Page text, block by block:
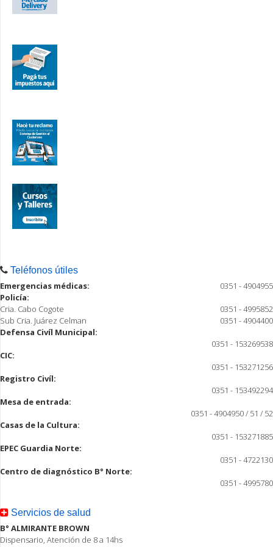
Teléfonos útiles
Emergencias médicas:
0351 - 4904955
Policía:
Cria. Cabo Cogote
0351 - 4995852
Sub Cria. Juárez Celman
0351 - 4904400
Defensa Civíl Municipal:
0351 - 153269538
CIC:
0351 - 153271256
Registro Civíl:
0351 - 153492294
Mesa de entrada:
0351 - 4904950 / 51 / 52
Casas de la Cultura:
0351 - 153271885
EPEC Guardia Norte:
0351 - 4722130
Centro de diagnóstico B° Norte:
0351 - 4995780
Servicios de salud
B° ALMIRANTE BROWN
Dispensario, Atención de 8 a 14hs